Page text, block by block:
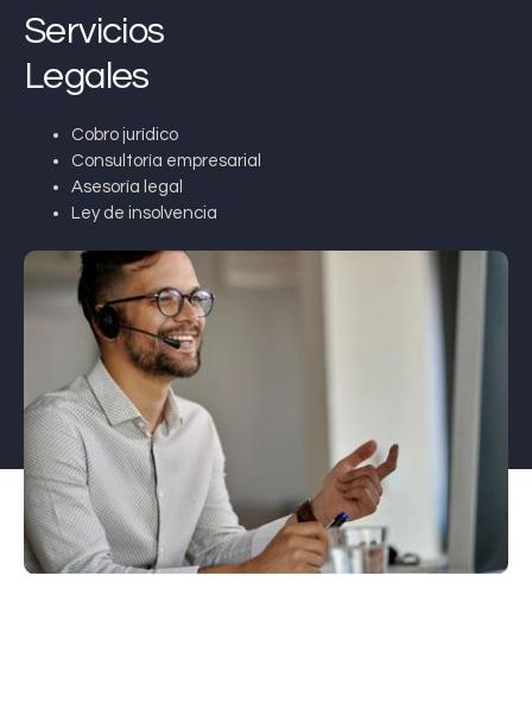
Servicios
Legales
Cobro jurídico
Consultoría empresarial
Asesoría legal
Ley de insolvencia